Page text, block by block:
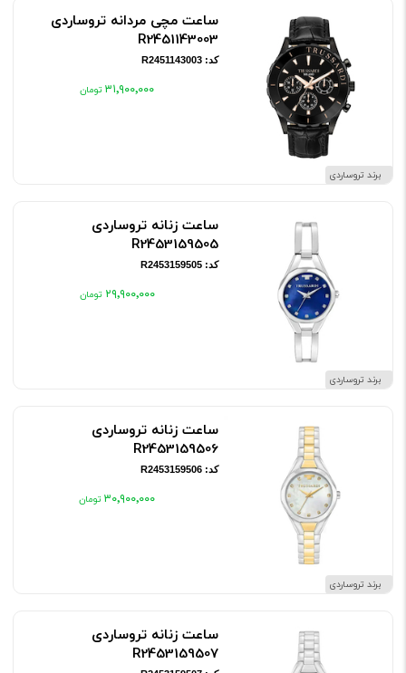
برند تروساردی
ساعت مچی مردانه تروساردی
R2451143003
کد: R2451143003
۳۱٬۹۰۰٬۰۰۰
برند تروساردی
ساعت زنانه تروساردی
R2453159505
کد: R2453159505
۲۹٬۹۰۰٬۰۰۰
برند تروساردی
ساعت زنانه تروساردی
R2453159506
کد: R2453159506
۳۰٬۹۰۰٬۰۰۰
ساعت زنانه تروساردی
R2453159507